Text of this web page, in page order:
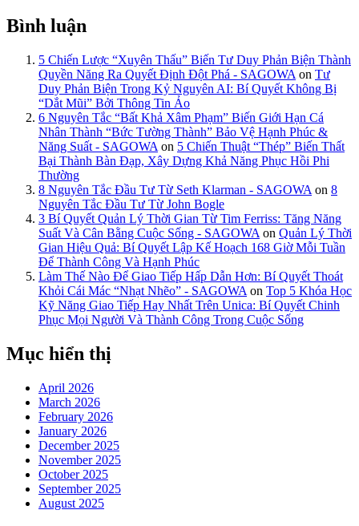
Bình luận
5 Chiến Lược “Xuyên Thấu” Biến Tư Duy Phản Biện Thành
Quyền Năng Ra Quyết Định Đột Phá - SAGOWA on Tư
Duy Phản Biện Trong Kỷ Nguyên AI: Bí Quyết Không Bị
“Dắt Mũi” Bởi Thông Tin Ảo
6 Nguyên Tắc “Bất Khả Xâm Phạm” Biến Giới Hạn Cá
Nhân Thành “Bức Tường Thành” Bảo Vệ Hạnh Phúc &
Năng Suất - SAGOWA on 5 Chiến Thuật “Thép” Biến Thất
Bại Thành Bàn Đạp, Xây Dựng Khả Năng Phục Hồi Phi
Thường
8 Nguyên Tắc Đầu Tư Từ Seth Klarman - SAGOWA on 8
Nguyên Tắc Đầu Tư Từ John Bogle
3 Bí Quyết Quản Lý Thời Gian Từ Tim Ferriss: Tăng Năng
Suất Và Cân Bằng Cuộc Sống - SAGOWA on Quản Lý Thời
Gian Hiệu Quả: Bí Quyết Lập Kế Hoạch 168 Giờ Mỗi Tuần
Để Thành Công Và Hạnh Phúc
Làm Thế Nào Để Giao Tiếp Hấp Dẫn Hơn: Bí Quyết Thoát
Khỏi Cái Mác “Nhạt Nhẽo” - SAGOWA on Top 5 Khóa Học
Kỹ Năng Giao Tiếp Hay Nhất Trên Unica: Bí Quyết Chinh
Phục Mọi Người Và Thành Công Trong Cuộc Sống
Mục hiển thị
April 2026
March 2026
February 2026
January 2026
December 2025
November 2025
October 2025
September 2025
August 2025